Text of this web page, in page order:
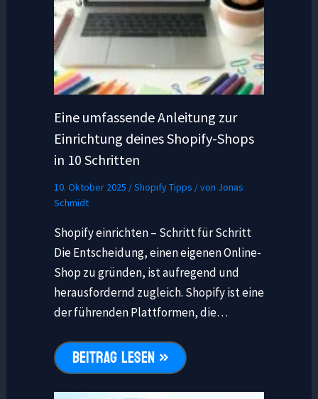
Eine umfassende Anleitung zur
Einrichtung deines Shopify-Shops
in 10 Schritten
10. Oktober 2025 /Shopify Tipps / von Jonas
Schmidt
Shopify einrichten – Schritt für Schritt
Die Entscheidung, einen eigenen Online-
Shop zu gründen, ist aufregend und
herausfordernd zugleich. Shopify ist eine
der führenden Plattformen, die…
BEITRAG LESEN »